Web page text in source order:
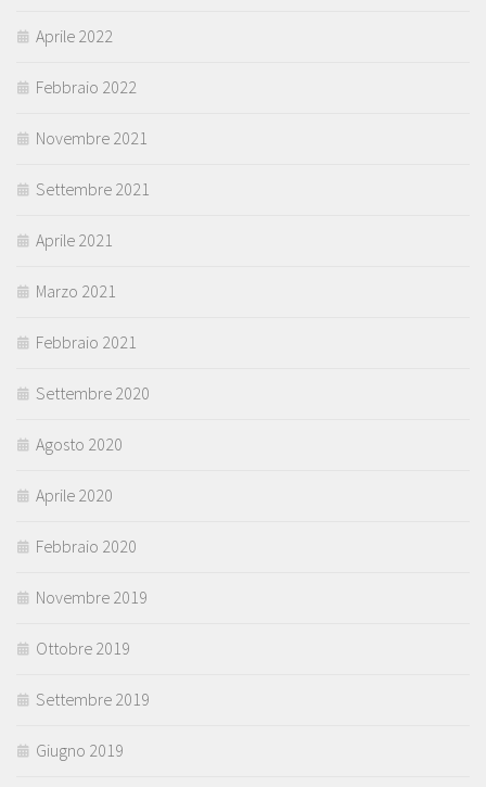
Aprile 2022
Febbraio 2022
Novembre 2021
Settembre 2021
Aprile 2021
Marzo 2021
Febbraio 2021
Settembre 2020
Agosto 2020
Aprile 2020
Febbraio 2020
Novembre 2019
Ottobre 2019
Settembre 2019
Giugno 2019